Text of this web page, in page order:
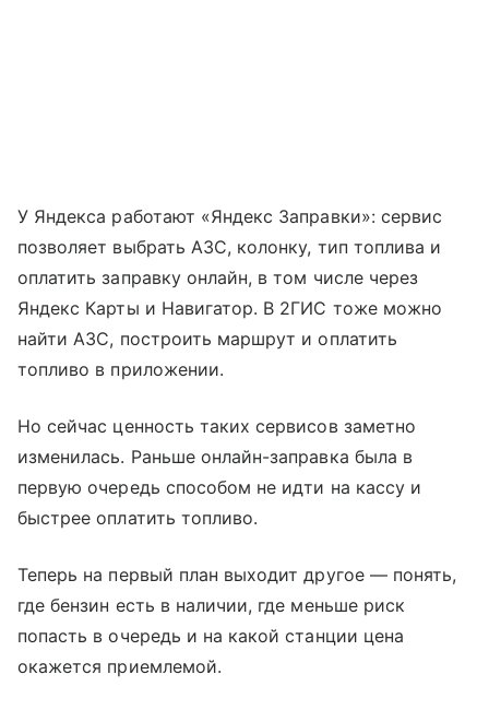
У Яндекса работают «Яндекс Заправки»: сервис
позволяет выбрать АЗС, колонку, тип топлива и
оплатить заправку онлайн, в том числе через
Яндекс Карты и Навигатор. В 2ГИС тоже можно
найти АЗС, построить маршрут и оплатить
топливо в приложении.
Но сейчас ценность таких сервисов заметно
изменилась. Раньше онлайн-заправка была в
первую очередь способом не идти на кассу и
быстрее оплатить топливо.
Теперь на первый план выходит другое — понять,
где бензин есть в наличии, где меньше риск
попасть в очередь и на какой станции цена
окажется приемлемой.